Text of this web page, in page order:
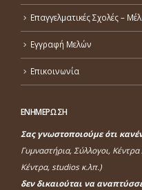
Επαγγελματικές Σχολές –
Εγγραφή Μελών
Επικοινωνία
ΕΝΗΜΕΡΩΣΗ
Σας γνωστοποιούμε ότι
Γυμναστήρια, Σύλλογοι,
Κέντρα, studios κ.λπ.)
δεν δικαιούται να